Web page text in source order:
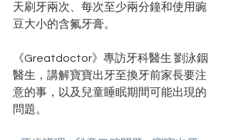
天刷牙兩次、每次至少兩分鐘和使用豌
豆大小的含氟牙膏。
《Greatdoctor》專訪牙科醫生 劉泳銦
醫生，講解寶寶出牙至換牙前家長要注
意的事，以及兒童睡眠期間可能出現的
問題。